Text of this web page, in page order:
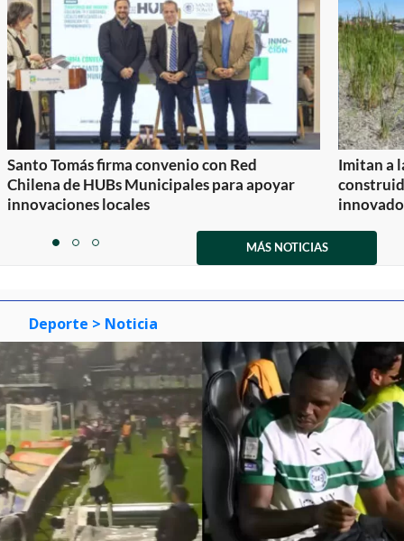
Santo Tomás firma convenio con Red
Chilena de HUBs Municipales para apoyar
innovaciones locales
Imitan a
itemitemitem
MÁS NOTICIAS
Deporte > Noticia